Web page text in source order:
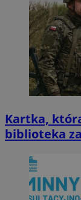
Kartka,
biblioteka